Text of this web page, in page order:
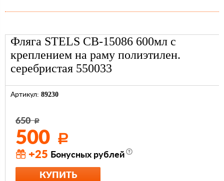
Фляга STELS CB-15086 600мл с
креплением на раму полиэтилен.
серебристая 550033
Артикул: 89230
650 Р
500
Р
+25 Бонусных рублей
КУПИТЬ